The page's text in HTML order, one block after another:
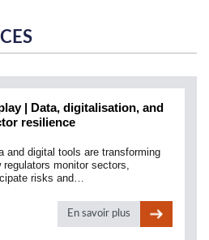
| Data, digitalisation, and
resilience
and digital tools are transforming
regulators monitor sectors,
risks and…
En savoir plus